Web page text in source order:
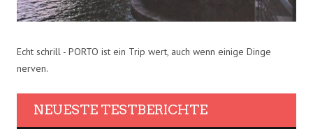
Echt schrill - PORTO ist ein Trip wert, auch wenn einige Dinge
nerven.
NEUESTE TESTBERICHTE